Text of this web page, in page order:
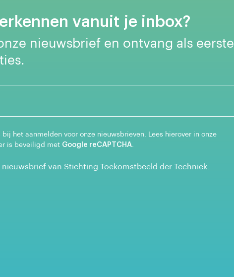
vanuit je inbox?
nieuwsbrief en ontvang als eerste
het aanmelden voor onze nieuwsbrieven. Lees hierover in onze
is beveiligd met Google reCAPTCHA.
van Stichting Toekomstbeeld der Techniek.